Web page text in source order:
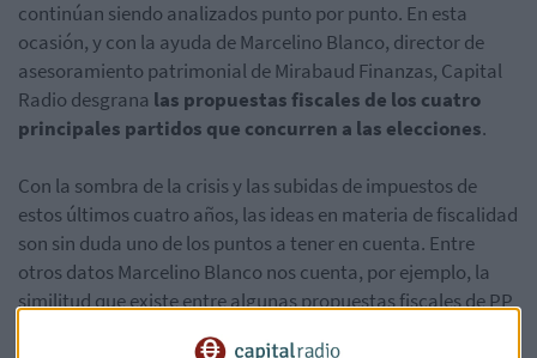
continúan siendo analizados punto por punto. En esta
ocasión, y con la ayuda de Marcelino Blanco, director de
asesoramiento patrimonial de Mirabaud Finanzas, Capital
Radio desgrana las propuestas fiscales de los cuatro
principales partidos que concurren a las elecciones.
Con la sombra de la crisis y las subidas de impuestos de
estos últimos cuatro años, las ideas en materia de fiscalidad
son sin duda uno de los puntos a tener en cuenta. Entre
otros datos Marcelino Blanco nos cuenta, por ejemplo, la
similitud que existe entre algunas propuestas fiscales de PP